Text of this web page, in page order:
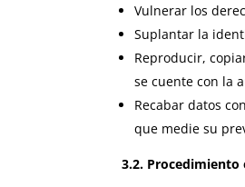
Vulnerar los
Suplantar la
Reproducir,
se cuente con la
Recabar datos
que medie su
3.2. Procedimiento